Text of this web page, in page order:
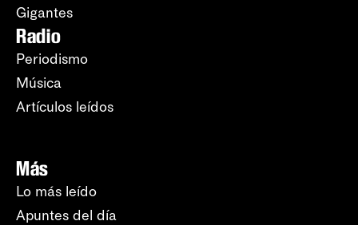
Gigantes
Radio
Periodismo
Música
Artículos leídos
Más
Lo más leído
Apuntes del día